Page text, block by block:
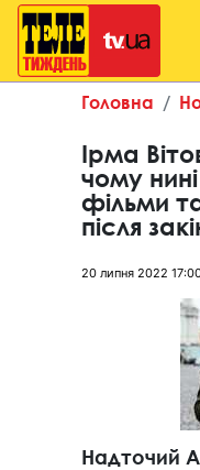
Головна
Ірма
чому
фільми
після
20 липня 2022
Надточий